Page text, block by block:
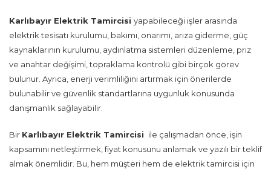
Karlıbayır Elektrik Tamircisi yapabileceği işler arasında
elektrik tesisatı kurulumu, bakımı, onarımı, arıza giderme, güç
kaynaklarının kurulumu, aydınlatma sistemleri düzenleme, priz
ve anahtar değişimi, topraklama kontrolü gibi birçok görev
bulunur. Ayrıca, enerji verimliliğini artırmak için önerilerde
bulunabilir ve güvenlik standartlarına uygunluk konusunda
danışmanlık sağlayabilir.
Bir Karlıbayır Elektrik Tamircisi ile çalışmadan önce, işin
kapsamını netleştirmek, fiyat konusunu anlamak ve yazılı bir teklif
almak önemlidir. Bu, hem müşteri hem de elektrik tamircisi için